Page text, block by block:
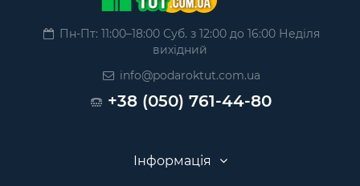
Пн-Пт: 11:00–18:00 Суб. з 12:00 до 16:00 Неділя
вихідний
info@podaroktut.com.ua
+38 (050) 761-44-80
Інформація